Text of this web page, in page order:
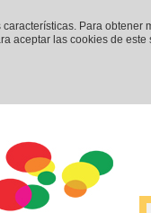
Para
aceptar las cookies de